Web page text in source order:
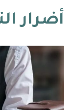
أضرار